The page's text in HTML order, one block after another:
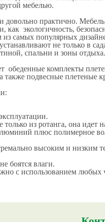
мебелью.
довольно практично.
как экологичность,
самых популярных
не только в
спальни и зоны отдыха.
обеденные комплекты
подвесные плетеные
из ротанга, она идет
плюс полимерное
высоким и низким
боятся влаги.
с использованием любых